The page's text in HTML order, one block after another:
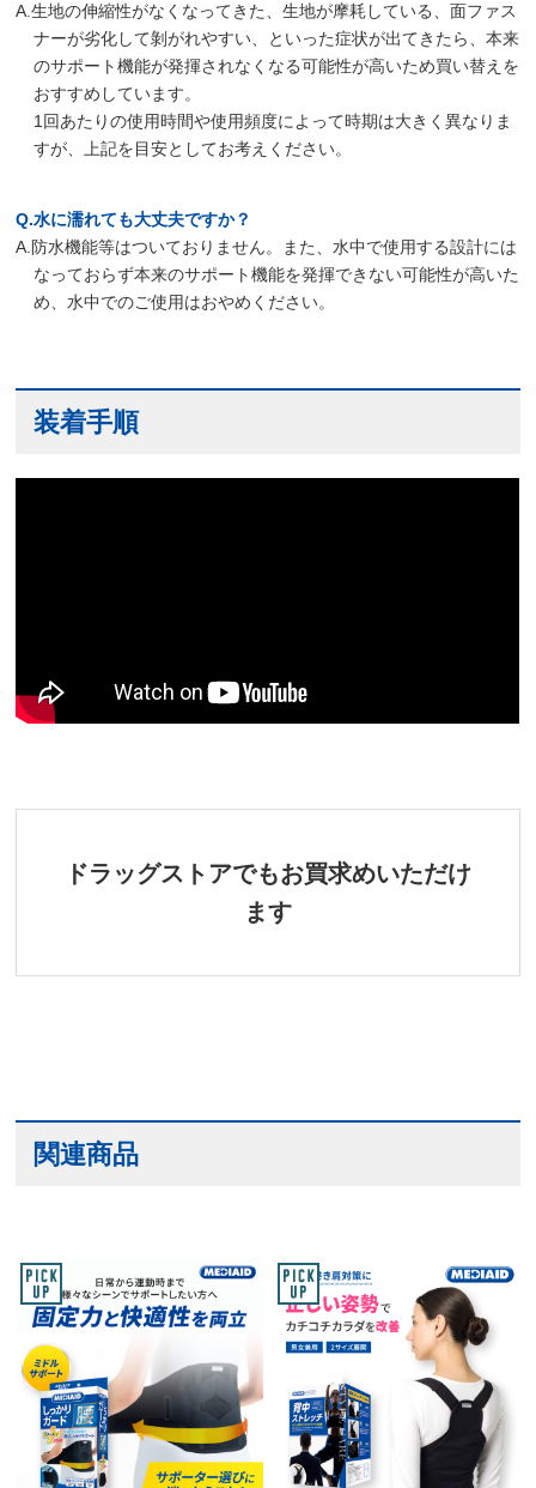
A.生地の伸縮性がなくなってきた、生地が摩耗している、面ファス
ナーが劣化して剝がれやすい、といった症状が出てきたら、本来
のサポート機能が発揮されなくなる可能性が高いため買い替えを
おすすめしています。
1回あたりの使用時間や使用頻度によって時期は大きく異なりま
すが、上記を目安としてお考えください。
Q.水に濡れても大丈夫ですか？
A.防水機能等はついておりません。また、水中で使用する設計には
なっておらず本来のサポート機能を発揮できない可能性が高いた
め、水中でのご使用はおやめください。
装着手順
ドラッグストアでもお買求めいただけ
ます
関連商品